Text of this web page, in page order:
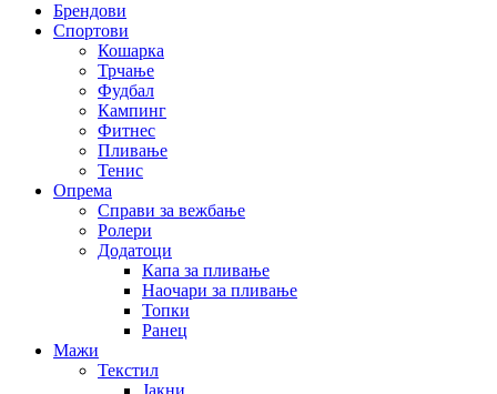
Брендови
Спортови
Кошарка
Трчање
Фудбал
Кампинг
Фитнес
Пливање
Тенис
Опрема
Справи за вежбање
Ролери
Додатоци
Капа за пливање
Наочари за пливање
Топки
Ранец
Мажи
Текстил